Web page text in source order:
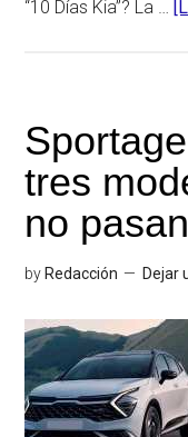
“10 Días Kia”? La …
tres
no
by Redacción Dejar